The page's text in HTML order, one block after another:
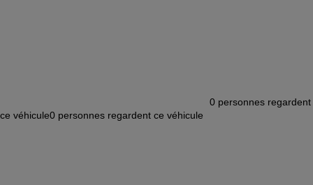
0 personnes regardent
ce véhicule0 personnes regardent ce véhicule